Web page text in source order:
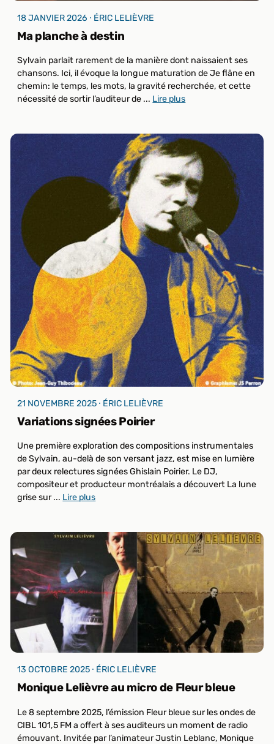
Ma planche à destin
18 JANVIER 2026 ⸱ ÉRIC LELIÈVRE
Sylvain parlait rarement de la manière dont naissaient ses
chansons. Ici, il évoque la longue maturation de Je flâne en
chemin: le temps, les mots, la gravité recherchée, et cette
nécessité de sortir l’auditeur de ... Lire plus
Variations signées Poirier
21 NOVEMBRE 2025 ⸱ ÉRIC LELIÈVRE
Une première exploration des compositions instrumentales
de Sylvain, au-delà de son versant jazz, est mise en lumière
par deux relectures signées Ghislain Poirier. Le DJ,
compositeur et producteur montréalais a découvert La lune
grise sur ... Lire plus
Monique Lelièvre au micro de Fleur bleue
13 OCTOBRE 2025 ⸱ ÉRIC LELIÈVRE
Le 8 septembre 2025, l’émission Fleur bleue sur les ondes de
CIBL 101,5 FM a offert à ses auditeurs un moment de radio
émouvant. Invitée par l’animateur Justin Leblanc, Monique